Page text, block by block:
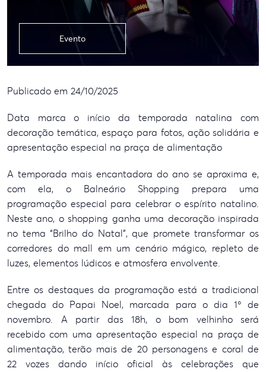
Evento
Publicado em 24/10/2025
Data marca o início da temporada natalina com
decoração temática, espaço para fotos, ação solidária e
apresentação especial na praça de alimentação
A temporada mais encantadora do ano se aproxima e,
com ela, o Balneário Shopping prepara uma
programação especial para celebrar o espírito natalino.
Neste ano, o shopping ganha uma decoração inspirada
no tema “Brilho do Natal”, que promete transformar os
corredores do mall em um cenário mágico, repleto de
luzes, elementos lúdicos e atmosfera envolvente.
Entre os destaques da programação está a tradicional
chegada do Papai Noel, marcada para o dia 1º de
novembro. A partir das 18h, o bom velhinho será
recebido com uma apresentação especial na praça de
alimentação, terão mais de 20 personagens e coral de
22 vozes dando início oficial às celebrações que